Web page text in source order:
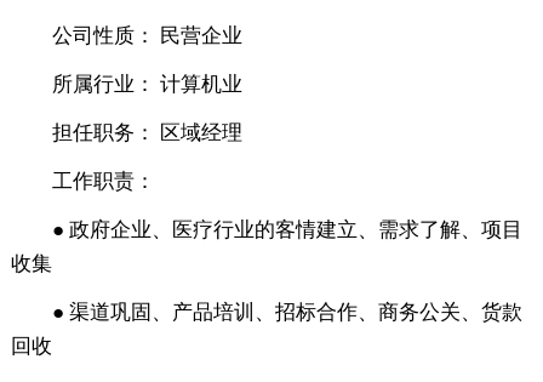
公司性质： 民营企业
所属行业： 计算机业
担任职务： 区域经理
工作职责：
● 政府企业、医疗行业的客情建立、需求了解、项目
收集
● 渠道巩固、产品培训、招标合作、商务公关、货款
回收